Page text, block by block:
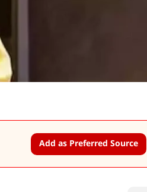
Add as Preferred Source